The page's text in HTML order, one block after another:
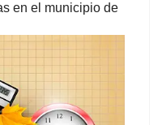
en el municipio de